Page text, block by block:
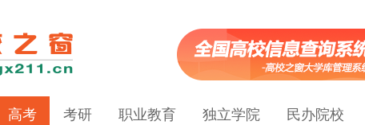
高考 考研 职业教育 独立学院 民办院校